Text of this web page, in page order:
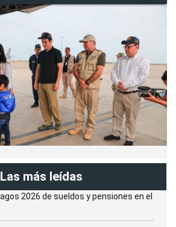
Las más leídas
2026 de sueldos y pensiones en el